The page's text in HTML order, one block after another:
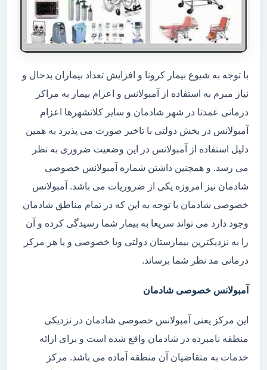
با توجه به شیوع بیمار کرونا و افزایش تعداد بیماران بدحال و
نیاز مبرم به استفاده از آمبولانس و اعزام بیمار به مراکز
درمانی عمدتا در شهر شادمان و سایر کلانشهرها اعزام
آمبولانس در بخش دولتی با تاخیر صورت می پذیرد به همین
دلیل استفاده از آمبولانس در این وضعیت ضروری به نظر
می رسد. و همچنین داشتن شماره آمبولانس خصوصی
شادمان نیز امروزه یکی از ضروریات می باشد. آمبولانس
خصوصی شادمان با توجه به این که در تمام مناطق شادمان
وجود دارد می تواند سریعا به بیمار شما رسیدگی کرده و آن
را به نزدیکترین بیمارستان دولتی ویا خصوصی و یا هر مرکز
درمانی مد نظر شما برساند.
آمبولانس خصوصی شادمان
این مرکز یعنی آمبولانس خصوصی شادمان در نزدیکی
منطقه نامبرده در شادمان واقع شده است و برای ارائه
خدمات به متقاضیان آن منطقه آماده می باشد. مرکز